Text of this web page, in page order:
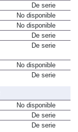
De serie
No disponible
No disponible
De serie
De serie
No disponible
De serie
No disponible
De serie
De serie